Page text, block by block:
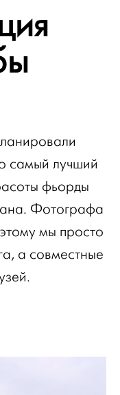
самый лучший
фьорды
Фотографа
мы просто
а совместные